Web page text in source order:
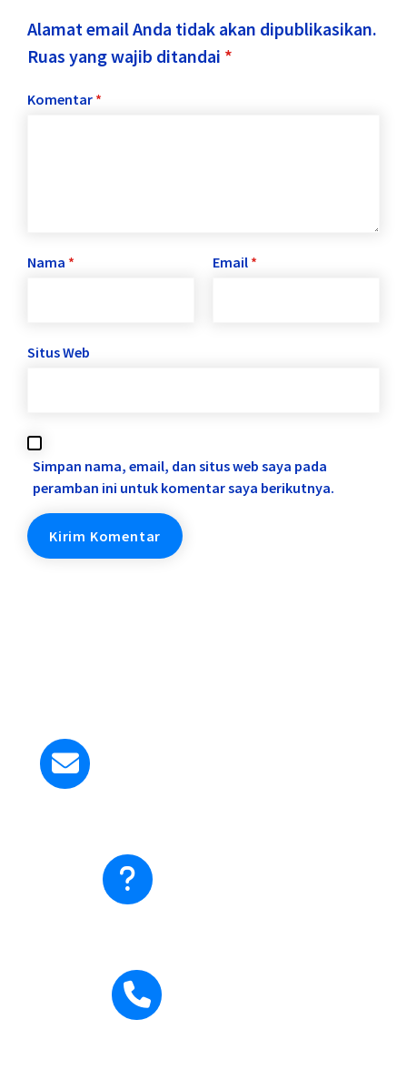
Alamat email Anda tidak akan dipublikasikan.
Ruas yang wajib ditandai *
Komentar *
Nama * Email *
Situs Web
Simpan nama, email, dan situs web saya pada
peramban ini untuk komentar saya berikutnya.